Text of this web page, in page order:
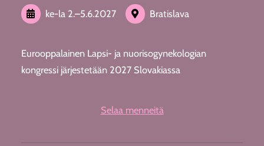
ke-la 2.–5.6.2027 Bratislava
Eurooppalainen Lapsi- ja nuorisogynekologian
kongressi järjestetään 2027 Slovakiassa
Selaa menneitä